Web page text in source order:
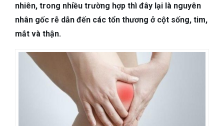
DA LIỄU THẨM MỸ
nhiên, trong nhiều trường hợp thì đây lại là nguyên
nhân gốc rễ dẫn đến các tổn thương ở cột sống, tim,
mắt và thận.